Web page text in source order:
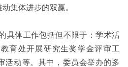
集体进步的双赢。
具体工作包括但不限于：学术活
育处开展研究生奖学金评审工
活动等。其中，委员会举办的多